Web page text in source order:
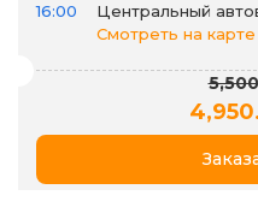
16:00
Центральный
Смотреть на карте